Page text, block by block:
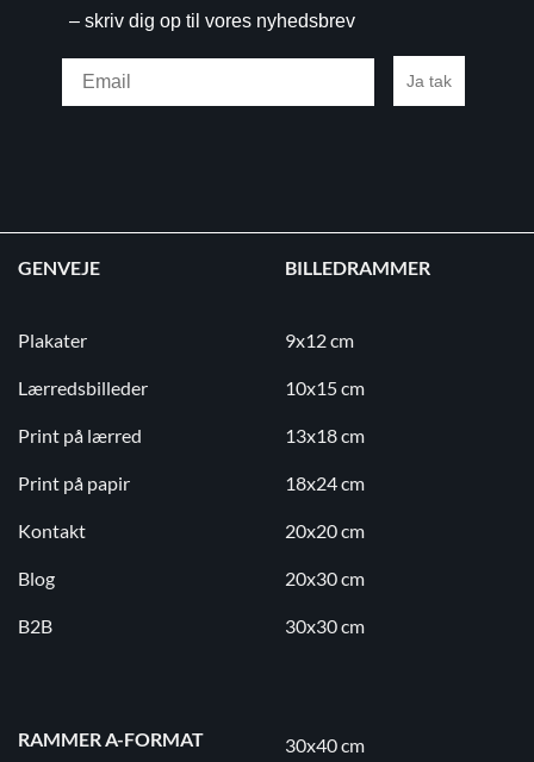
– skriv dig op til vores nyhedsbrev
Ja tak
GENVEJE
Plakater
Lærredsbilleder
Print på lærred
Print på papir
Kontakt
Blog
B2B
BILLEDRAMMER
9x12 cm
10x15 cm
13x18 cm
18x24 cm
20x20 cm
20x30 cm
30x30 cm
RAMMER A-FORMAT 30x40 cm